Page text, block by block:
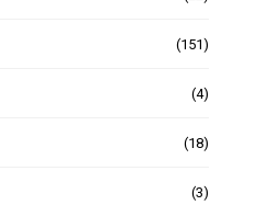
(151)
(4)
(18)
(3)